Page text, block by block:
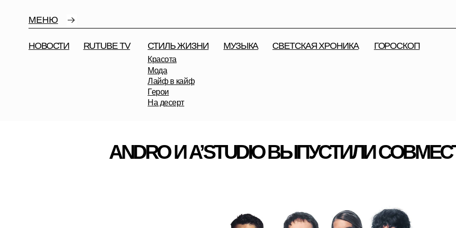
МЕНЮ
НОВОСТИ RUTUBE TV СТИЛЬ ЖИЗНИ
Мода
Лайф в кайф
Герои
На десерт
МУЗЫКА CВЕТСКАЯ ХРОНИКА ГОРОСКОП